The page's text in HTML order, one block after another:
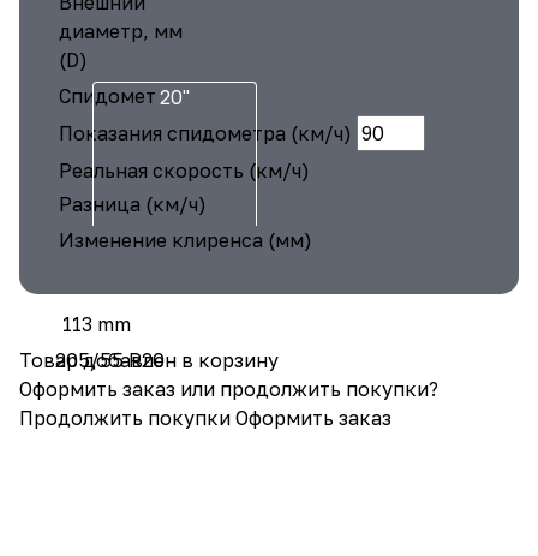
20"
113 mm
205/55 R20
диаметр, мм
(D)
Спидометр
Показания спидометра (км/ч)
Реальная скорость (км/ч)
Разница (км/ч)
Изменение клиренса (мм)
Товар добавлен в корзину
Оформить заказ или продолжить покупки?
Продолжить покупки Оформить заказ